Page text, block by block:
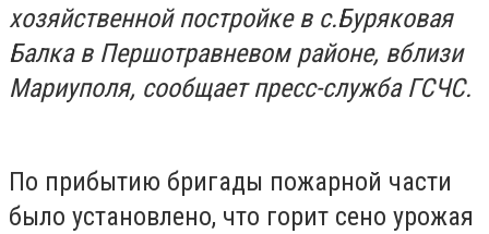
хозяйственной постройке в с.Буряковая
Балка в Першотравневом районе, вблизи
Мариуполя, сообщает пресс-служба ГСЧС.
По прибытию бригады пожарной части
было установлено, что горит сено урожая